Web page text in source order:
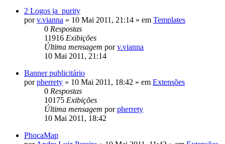
2 Logos ja_purity
porv.vianna » 10 Mai 2011, 21:14 » em Templates
0 Respostas
11916 Exibições
Última mensagem porv.vianna
10 Mai 2011, 21:14
Banner publicitário
porpherrety » 10 Mai 2011, 18:42 » em Extensões
0 Respostas
10175 Exibições
Última mensagem porpherrety
10 Mai 2011, 18:42
PhocaMap